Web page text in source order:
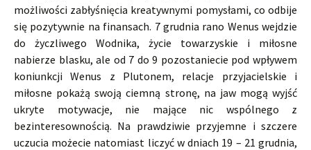
możliwości zabłyśnięcia kreatywnymi pomysłami, co odbije
się pozytywnie na finansach. 7 grudnia rano Wenus wejdzie
do życzliwego Wodnika, życie towarzyskie i miłosne
nabierze blasku, ale od 7 do 9 pozostaniecie pod wpływem
koniunkcji Wenus z Plutonem, relacje przyjacielskie i
miłosne pokażą swoją ciemną stronę, na jaw mogą wyjść
ukryte motywacje, nie mające nic wspólnego z
bezinteresownością. Na prawdziwie przyjemne i szczere
uczucia możecie natomiast liczyć w dniach 19 – 21 grudnia,